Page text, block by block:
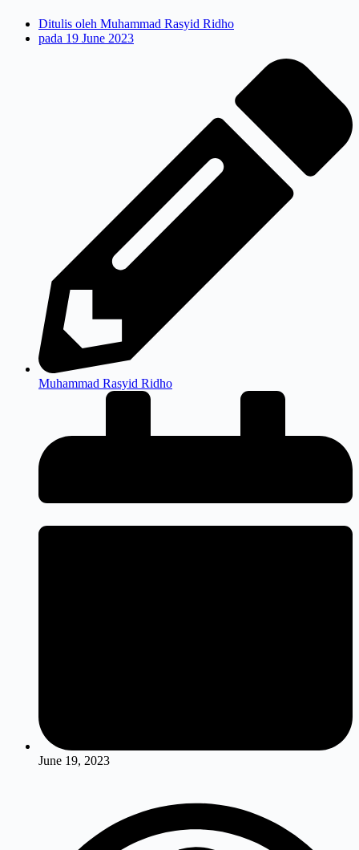
Ditulis oleh Muhammad Rasyid Ridho
pada 19 June 2023
Muhammad Rasyid Ridho
June 19, 2023